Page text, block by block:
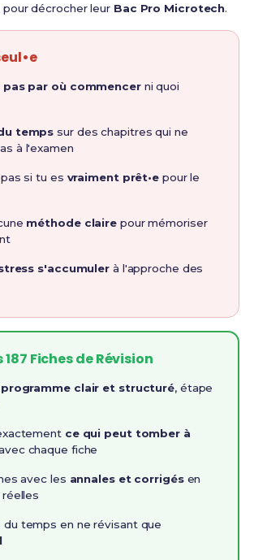
décrocher leur Bac Pro Microtech.
pas par où commencerni quoi
temps sur des chapitres qui ne
à l'examen
si tu es vraiment prêt•e pour le
méthode claire pour mémoriser
s'accumuler à l'approche des
187 Fiches de Révision
programme clair et structuré, étape
ce qui peut tomber à
chaque fiche
avec les annales et corrigésen
du temps en ne révisant que